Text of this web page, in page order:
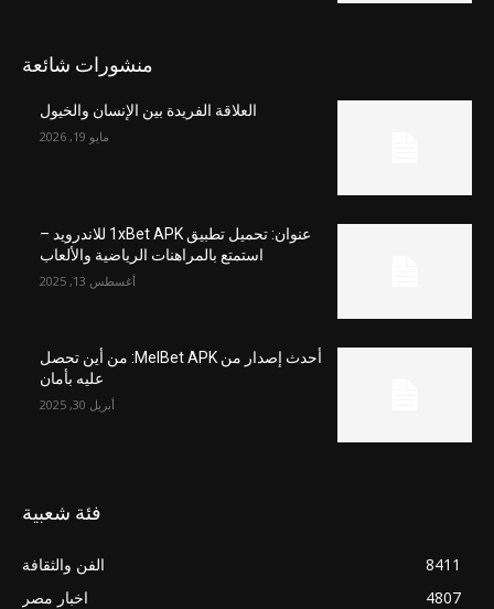
منشورات شائعة
العلاقة الفريدة بين الإنسان والخيول
مايو 19, 2026
عنوان: تحميل تطبيق 1xBet APK للاندرويد –
استمتع بالمراهنات الرياضية والألعاب
أغسطس 13, 2025
أحدث إصدار من MelBet APK: من أين تحصل
عليه بأمان
أبريل 30, 2025
فئة شعبية
الفن والثقافة
8411
اخبار مصر
4807